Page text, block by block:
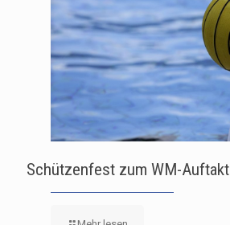
Schützenfest zum WM-Auftakt